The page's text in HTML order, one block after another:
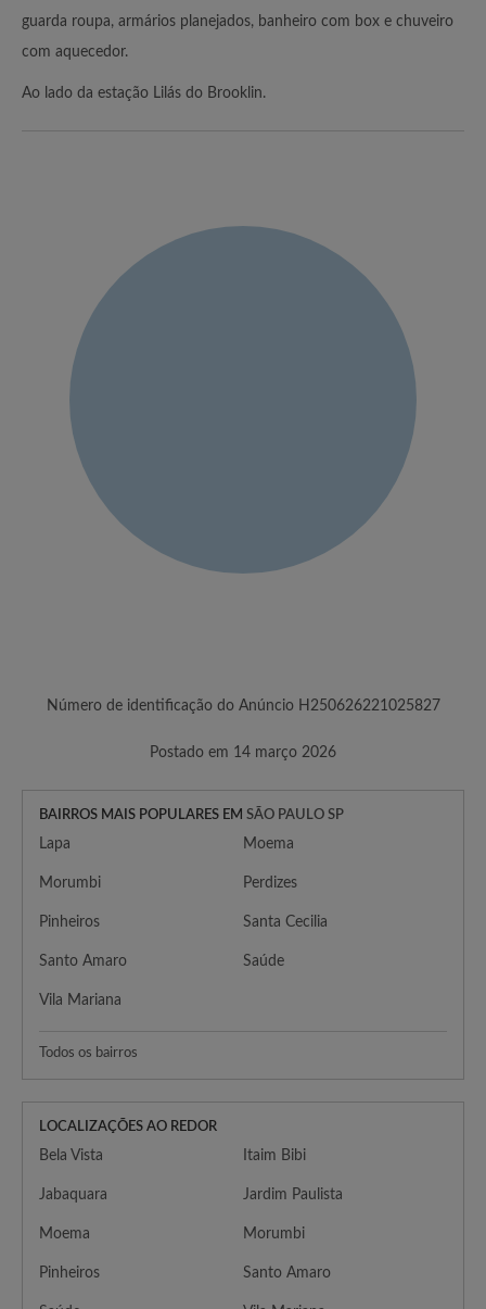
guarda roupa, armários planejados, banheiro com box e chuveiro
com aquecedor.
Ao lado da estação Lilás do Brooklin.
Número de identificação do Anúncio H250626221025827
Postado em 14 março 2026
BAIRROS MAIS POPULARES EM SÃO PAULO SP
Lapa Moema
Morumbi Perdizes
Pinheiros Santa Cecilia
Santo Amaro Saúde
Vila Mariana
Todos os bairros
LOCALIZAÇÕES AO REDOR
Bela Vista Itaim Bibi
Jabaquara Jardim Paulista
Moema Morumbi
Pinheiros Santo Amaro